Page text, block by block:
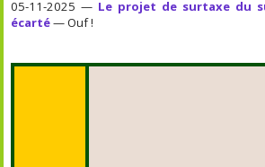
05-11-2025 — Le projet de surtaxe du
écarté— Ouf !